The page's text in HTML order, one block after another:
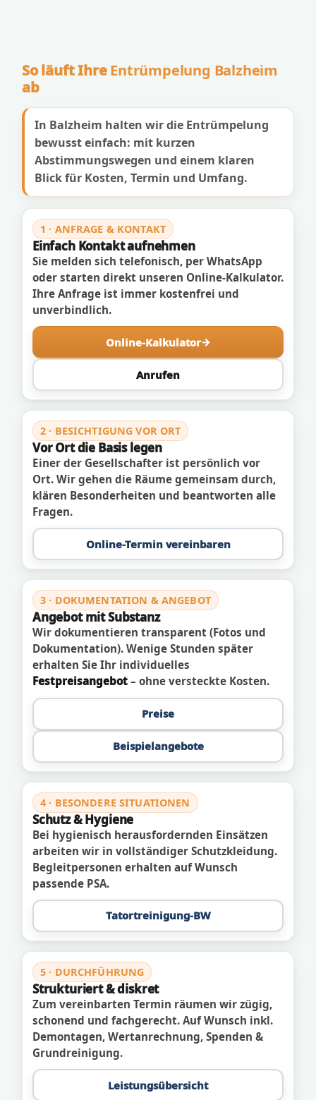
So läuft IhreEntrümpelung Balzheim
ab
In Balzheim halten wir die Entrümpelung
bewusst einfach: mit kurzen
Abstimmungswegen und einem klaren
Blick für Kosten, Termin und Umfang.
1 · ANFRAGE & KONTAKT
Einfach Kontakt aufnehmen
Sie melden sich telefonisch, per WhatsApp
oder starten direkt unseren Online-Kalkulator.
Ihre Anfrage ist immer kostenfrei und
unverbindlich.
Online-Kalkulator
Anrufen
2 · BESICHTIGUNG VOR ORT
Vor Ort die Basis legen
Einer der Gesellschafter ist persönlich vor
Ort. Wir gehen die Räume gemeinsam durch,
klären Besonderheiten und beantworten alle
Fragen.
Online-Termin vereinbaren
3 · DOKUMENTATION & ANGEBOT
Angebot mit Substanz
Wir dokumentieren transparent (Fotos und
Dokumentation). Wenige Stunden später
erhalten Sie Ihr individuelles
Festpreisangebot – ohne versteckte Kosten.
Preise
Beispielangebote
4 · BESONDERE SITUATIONEN
Schutz & Hygiene
Bei hygienisch herausfordernden Einsätzen
arbeiten wir in vollständiger Schutzkleidung.
Begleitpersonen erhalten auf Wunsch
passende PSA.
Tatortreinigung-BW
5 · DURCHFÜHRUNG
Strukturiert & diskret
Zum vereinbarten Termin räumen wir zügig,
schonend und fachgerecht. Auf Wunsch inkl.
Demontagen, Wertanrechnung, Spenden &
Grundreinigung.
Leistungsübersicht